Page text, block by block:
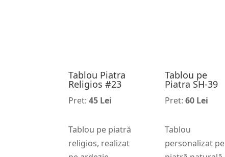
Tablou Piatra
Religios #23
Pret:45 Lei
Tablou pe piatră
religios, realizat
Tablou pe
Piatra SH-39
Pret:60 Lei
Tablou
personalizat pe